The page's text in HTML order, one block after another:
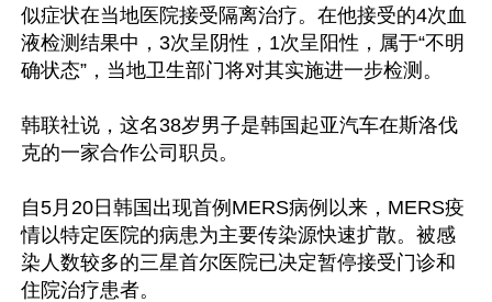
似症状在当地医院接受隔离治疗。在他接受的4次血
液检测结果中，3次呈阴性，1次呈阳性，属于“不明
确状态”，当地卫生部门将对其实施进一步检测。
韩联社说，这名38岁男子是韩国起亚汽车在斯洛伐
克的一家合作公司职员。
自5月20日韩国出现首例MERS病例以来，MERS疫
情以特定医院的病患为主要传染源快速扩散。被感
染人数较多的三星首尔医院已决定暂停接受门诊和
住院治疗患者。